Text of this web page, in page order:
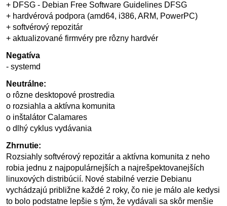
+ DFSG - Debian Free Software Guidelines DFSG
+ hardvérová podpora (amd64, i386, ARM, PowerPC)
+ softvérový repozitár
+ aktualizované firmvéry pre rôzny hardvér
Negatíva
- systemd
Neutrálne:
o rôzne desktopové prostredia
o rozsiahla a aktívna komunita
o inštalátor Calamares
o dlhý cyklus vydávania
Zhrnutie:
Rozsiahly softvérový repozitár a aktívna komunita z neho
robia jednu z najpopulárnejších a najrešpektovanejších
linuxových distribúcií. Nové stabilné verzie Debianu
vychádzajú približne každé 2 roky, čo nie je málo ale kedysi
to bolo podstatne lepšie s tým, že vydávali sa skôr menšie